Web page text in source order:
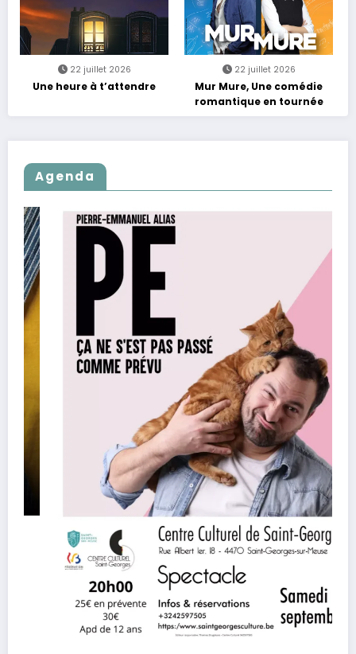
22 juillet 2026
Une heure à t’attendre
22 juillet 2026
Mur Mure, Une comédie
romantique en tournée
Agenda